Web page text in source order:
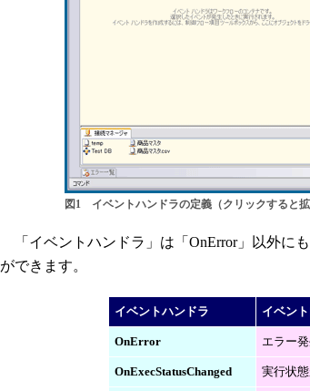
図1 イベントハンドラの定義（クリックすると拡
「イベントハンドラ」は「OnError」以外に
ができます。
イベントハンドラ イベン
OnError エラー
OnExecStatusChanged 実行状